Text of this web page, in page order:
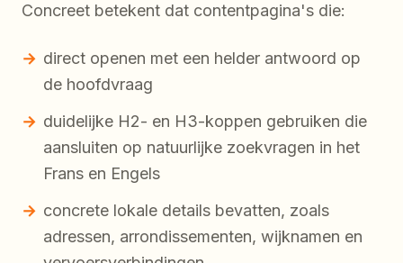
Concreet betekent dat contentpagina's die:
direct openen met een helder antwoord op
de hoofdvraag
duidelijke H2- en H3-koppen gebruiken die
aansluiten op natuurlijke zoekvragen in het
Frans en Engels
concrete lokale details bevatten, zoals
adressen, arrondissementen, wijknamen en